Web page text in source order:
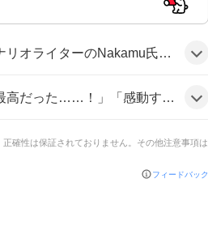
、配信中にシナリオPDFが公開されたことや、長時間でも飽きさせない展開が視聴者の期待感を高めたためとみられる。
さがあっという間」などポジティブな感想が多数寄せられ、盛り上がりの雰囲気だ。
確性は保証されておりません。その他注意事項は
フィードバック